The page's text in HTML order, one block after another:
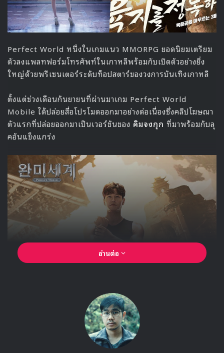
Perfect World หนึ่งในเกมแนว MMORPG ยอดนิยมเตรียม
ตัวลงแพลทฟอร์มโทรศัพท์ในเกาหลีพร้อมกับเปิดตัวอย่างยิ่ง
ใหญ่ด้วยพรีเซนเตอร์ระดับท็อปสตาร์ของวงการบันเทิงเกาหลี
ตั้งแต่ช่วงเดือนกันยายนที่ผ่านมาเกม Perfect World
Mobile ได้ปล่อยสื่อโปรโมตออกมาอย่างต่อเนื่องซึ่งคลิปโฆษณา
ตัวแรกที่ปล่อยออกมาเป็นเวอร์ชันของ คิมจงกุก ที่มาพร้อมกับลุ
คอันแข็งแกร่ง
อ่านต่อ